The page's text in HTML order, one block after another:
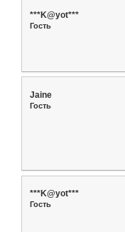
***K@yot***
Гость
Jaine
Гость
***K@yot***
Гость